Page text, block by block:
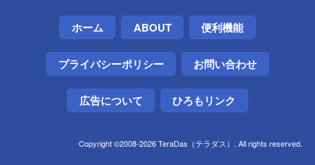
ホーム ABOUT 便利機能
プライバシーポリシー お問い合わせ
広告について ひろもリンク
Copyright ©2008-2026 TeraDas（テラダス）. All rights reserved.